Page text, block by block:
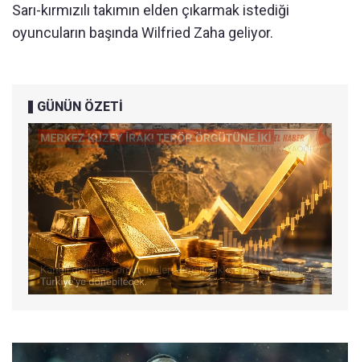
Sarı-kırmızılı takımın elden çıkarmak istediği
oyuncuların başında Wilfried Zaha geliyor.
GÜNÜN ÖZETİ